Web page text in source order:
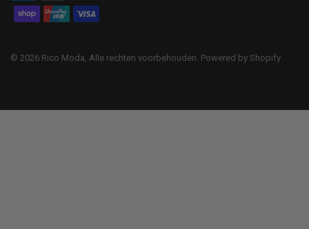
© 2026 Rico Moda, Alle rechten voorbehouden. Powered by Shopify